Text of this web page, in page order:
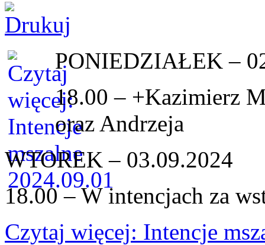
PONIEDZIAŁEK –
18.00 – +Kazimierz
oraz Andrzeja
WTOREK – 03.09.2024
18.00 – W intencjach za
Czytaj więcej: Intencje